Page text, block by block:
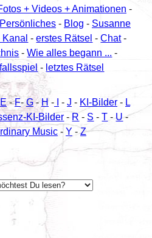
+ Videos + Animationen -
Persönliches- Blog - Susanne
-erstes Rätsel -Chat-
-Wie alles begann ... -
- letztes Rätsel
E-F-G-H-I - J - KI-Bilder- L
KI-Bilder - R - S -T - U-
Music- Y -Z